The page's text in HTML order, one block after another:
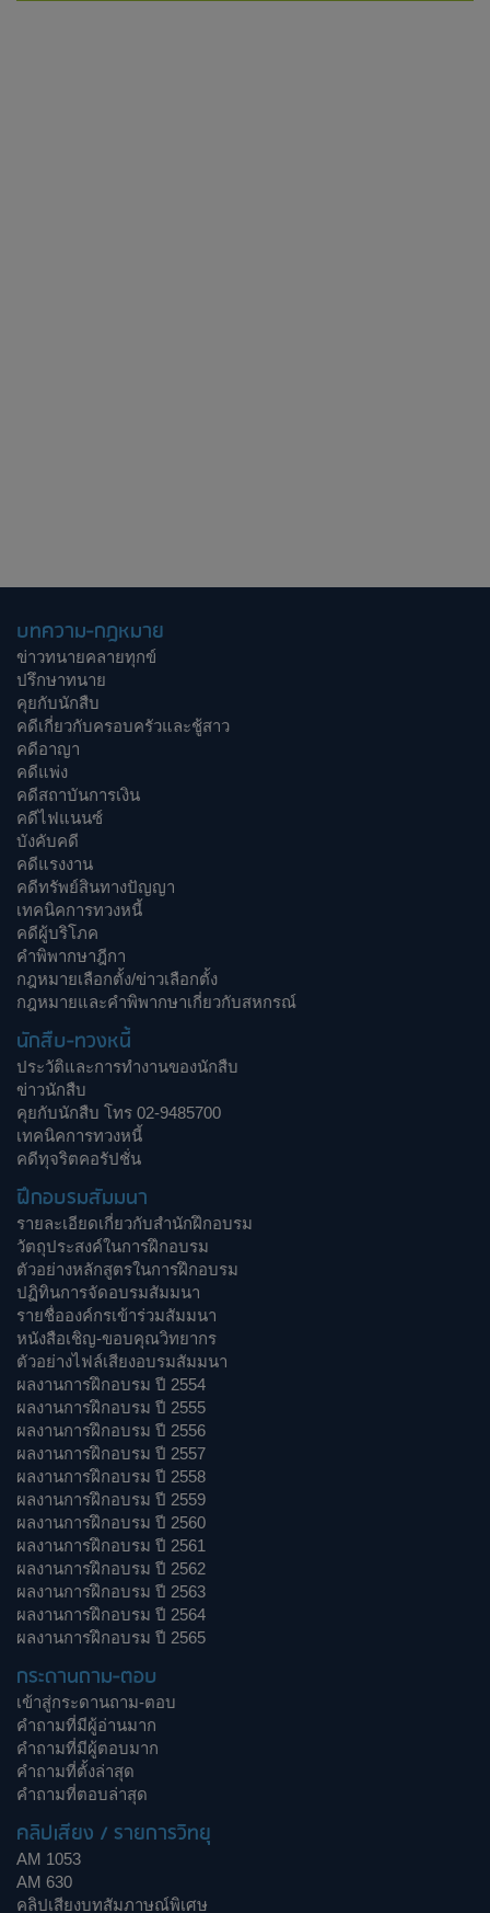
บทความ-กฎหมาย
ข่าวทนายคลายทุกข์
ปรึกษาทนาย
คุยกับนักสืบ
คดีเกี่ยวกับครอบครัวและชู้สาว
คดีอาญา
คดีแพ่ง
คดีสถาบันการเงิน
คดีไฟแนนซ์
บังคับคดี
คดีแรงงาน
คดีทรัพย์สินทางปัญญา
เทคนิคการทวงหนี้
คดีผู้บริโภค
คำพิพากษาฎีกา
กฎหมายเลือกตั้ง/ข่าวเลือกตั้ง
กฎหมายและคำพิพากษาเกี่ยวกับสหกรณ์
นักสืบ-ทวงหนี้
ประวัติและการทำงานของนักสืบ
ข่าวนักสืบ
คุยกับนักสืบ โทร 02-9485700
เทคนิคการทวงหนี้
คดีทุจริตคอรัปชั่น
ฝึกอบรมสัมมนา
รายละเอียดเกี่ยวกับสำนักฝึกอบรม
วัตถุประสงค์ในการฝึกอบรม
ตัวอย่างหลักสูตรในการฝึกอบรม
ปฏิทินการจัดอบรมสัมมนา
รายชื่อองค์กรเข้าร่วมสัมมนา
หนังสือเชิญ-ขอบคุณวิทยากร
ตัวอย่างไฟล์เสียงอบรมสัมมนา
ผลงานการฝึกอบรม ปี 2554
ผลงานการฝึกอบรม ปี 2555
ผลงานการฝึกอบรม ปี 2556
ผลงานการฝึกอบรม ปี 2557
ผลงานการฝึกอบรม ปี 2558
ผลงานการฝึกอบรม ปี 2559
ผลงานการฝึกอบรม ปี 2560
ผลงานการฝึกอบรม ปี 2561
ผลงานการฝึกอบรม ปี 2562
ผลงานการฝึกอบรม ปี 2563
ผลงานการฝึกอบรม ปี 2564
ผลงานการฝึกอบรม ปี 2565
กระดานถาม-ตอบ
เข้าสู่กระดานถาม-ตอบ
คำถามที่มีผู้อ่านมาก
คำถามที่มีผู้ตอบมาก
คำถามที่ตั้งล่าสุด
คำถามที่ตอบล่าสุด
คลิปเสียง / รายการวิทยุ
AM 1053
AM 630
คลิปเสียงบทสัมภาษณ์พิเศษ